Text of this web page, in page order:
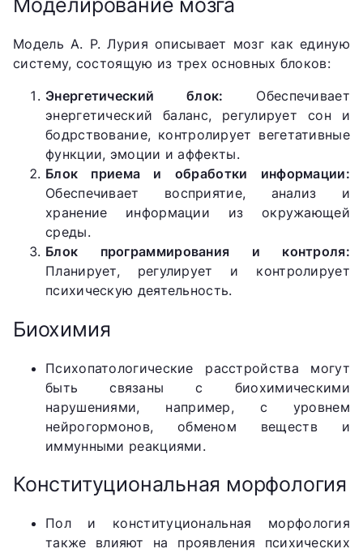
Моделирование мозга
Модель А. Р. Лурия описывает мозг как единую
систему, состоящую из трех основных блоков:
Энергетический блок: Обеспечивает
энергетический баланс, регулирует сон и
бодрствование, контролирует вегетативные
функции, эмоции и аффекты.
Блок приема и обработки информации:
Обеспечивает восприятие, анализ и
хранение информации из окружающей
среды.
Блок программирования и контроля:
Планирует, регулирует и контролирует
психическую деятельность.
Биохимия
Психопатологические расстройства могут
быть связаны с биохимическими
нарушениями, например, с уровнем
нейрогормонов, обменом веществ и
иммунными реакциями.
Конституциональная морфология
Пол и конституциональная морфология
также влияют на проявления психических